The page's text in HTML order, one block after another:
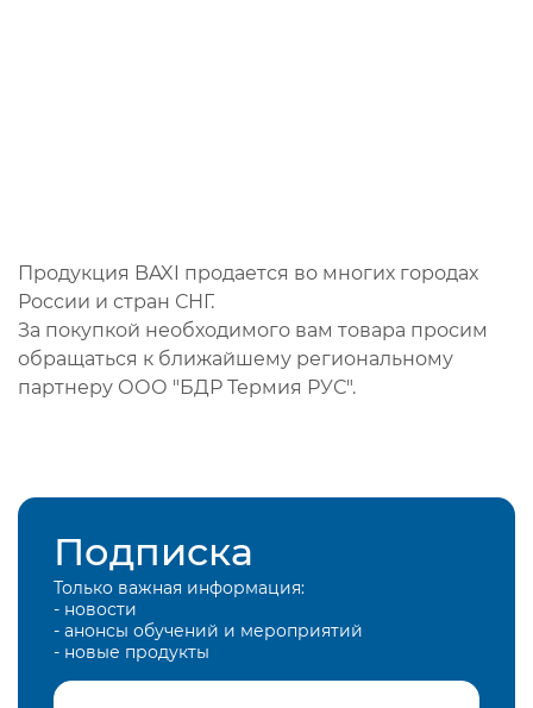
Продукция BAXI продается во многих городах
России и стран СНГ.
За покупкой необходимого вам товара просим
обращаться к ближайшему региональному
партнеру ООО "БДР Термия РУС".
Подписка
Только важная информация:
- новости
- анонсы обучений и мероприятий
- новые продукты